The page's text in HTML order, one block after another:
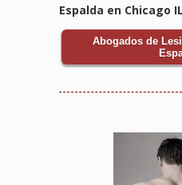
Espalda en Chicago IL
Abogados de